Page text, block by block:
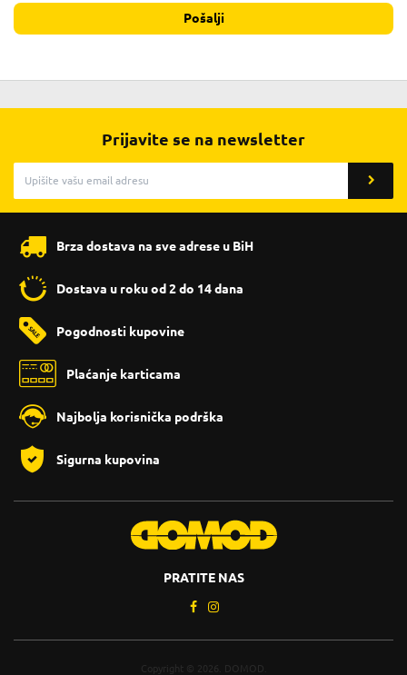
Pošalji
Prijavite se na newsletter
Brza dostava na sve adrese u BiH
Dostava u roku od 2 do 14 dana
Pogodnosti kupovine
Plaćanje karticama
Najbolja korisnička podrška
Sigurna kupovina
PRATITE NAS
Copyright © 2026. DOMOD.